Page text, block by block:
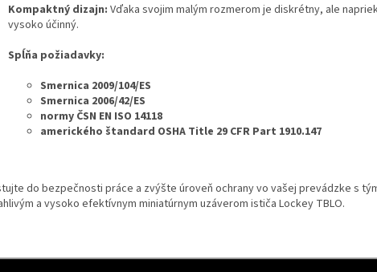
Kompaktný dizajn: Vďaka svojim malým rozmerom je diskrétny, ale
vysoko účinný.
Spĺňa požiadavky:
Smernica 2009/104/ES
Smernica 2006/42/ES
normy ČSN EN ISO 14118
amerického štandard OSHA Title 29 CFR Part 1910.147
do bezpečnosti práce a zvýšte úroveň ochrany vo vašej prevádzke s
a vysoko efektívnym miniatúrnym uzáverom ističa Lockey TBLO.